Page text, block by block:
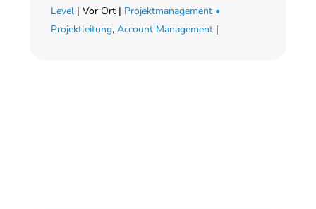
Level | Vor Ort | Projektmanagement •
Projektleitung,Account Management |